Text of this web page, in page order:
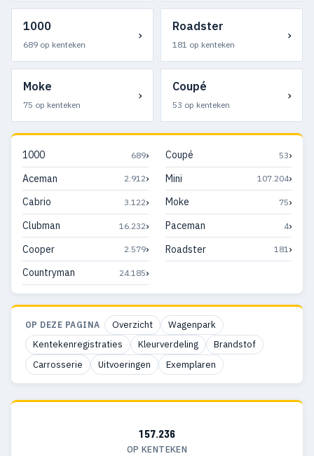
1000
689 op kenteken
›
Roadster
181 op kenteken
›
Moke
75 op kenteken
›
Coupé
53 op kenteken
›
1000 689›
Aceman 2.912›
Cabrio 3.122›
Clubman 16.232›
Cooper 2.579›
Countryman 24.185›
Coupé 53›
Mini 107.204›
Moke 75›
Paceman 4›
Roadster 181›
OP DEZE PAGINA Overzicht
Wagenpark
Kentekenregistraties
Kleurverdeling
Brandstof
Carrosserie
Uitvoeringen Exemplaren
157.236
OP KENTEKEN